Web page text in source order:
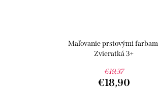
Maľovanie prstovými
Zvieratká 3+
€19,37
€18,90